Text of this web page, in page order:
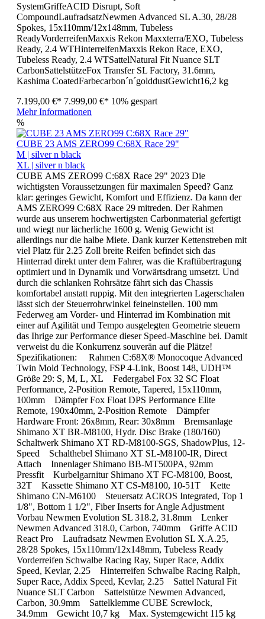
SystemGriffeACID Disrupt, Soft
CompoundLaufradsatzNewmen Advanced SL A.30, 28/28
Spokes, 15x110mm/12x148mm, Tubeless
ReadyVorderreifenMaxxis Rekon Maxxterra/EXO, Tubeless
Ready, 2.4 WTHinterreifenMaxxis Rekon Race, EXO,
Tubeless Ready, 2.4 WTSattelNatural Fit Nuance SLT
CarbonSattelstützeFox Transfer SL Factory, 31.6mm,
Kashima CoatedFarbecarbon´n´golddustGewicht16,2 kg
7.199,00 €* 7.999,00 €* 10% gespart
Mehr Informationen
%
CUBE 23 AMS ZERO99 C:68X Race 29"
M | silver n black
XL | silver n black
CUBE AMS ZERO99 C:68X Race 29" 2023 Die
wichtigsten Voraussetzungen für maximalen Speed? Ganz
klar: geringes Gewicht, Komfort und Effizienz. Da kann der
AMS ZERO99 C:68X Race 29 mitreden. Der Rahmen
wurde aus unserem hochwertigsten Carbonmaterial gefertigt
und wiegt nur lächerliche 1600 g. Wenig Gewicht ist
allerdings nur die halbe Miete. Dank kurzer Kettenstreben mit
viel Platz für 2.25 Zoll breite Reifen befindet sich das
Hinterrad direkt unter dem Fahrer, was die Kraftübertragung
optimiert und in Dynamik und Vorwärtsdrang umsetzt. Und
durch die schlanken Rohrsätze fährt sich das Chassis
komfortabel anstatt ruppig. Mit den integrierten Lagerschalen
lässt sich der Steuerrohrwinkel feineinstellen. 100 mm
Federweg am Vorder- und Hinterrad im Kombination mit
einer auf Agilität und Tempo ausgelegten Geometrie steuern
das Ihrige zur Performance dieser Speed-Maschine bei. Damit
verweist du die Konkurrenz souverän auf die Plätze!
Spezifikationen: Rahmen C:68X® Monocoque Advanced
Twin Mold Technology, FSP 4-Link, Boost 148, UDH™
Größe 29: S, M, L, XL Federgabel Fox 32 SC Float
Performance, 2-Position Remote, Tapered, 15x110mm,
100mm Dämpfer Fox Float DPS Performance Elite
Remote, 190x40mm, 2-Position Remote Dämpfer
Hardware Front: 26x8mm, Rear: 30x8mm Bremsanlage
Shimano XT BR-M8100, Hydr. Disc Brake (180/160)
Schaltwerk Shimano XT RD-M8100-SGS, ShadowPlus, 12-
Speed Schalthebel Shimano XT SL-M8100-IR, Direct
Attach Innenlager Shimano BB-MT500PA, 92mm
Pressfit Kurbelgarnitur Shimano XT FC-M8100, Boost,
32T Kassette Shimano XT CS-M8100, 10-51T Kette
Shimano CN-M6100 Steuersatz ACROS Integrated, Top 1
1/8", Bottom 1 1/2", Fiber Inserts for Angle Adjustment
Vorbau Newmen Evolution SL 318.2, 31.8mm Lenker
Newmen Advanced 318.0, Carbon, 740mm Griffe ACID
React Pro Laufradsatz Newmen Evolution SL X.A.25,
28/28 Spokes, 15x110mm/12x148mm, Tubeless Ready
Vorderreifen Schwalbe Racing Ray, Super Race, Addix
Speed, Kevlar, 2.25 Hinterreifen Schwalbe Racing Ralph,
Super Race, Addix Speed, Kevlar, 2.25 Sattel Natural Fit
Nuance SLT Carbon Sattelstütze Newmen Advanced,
Carbon, 30.9mm Sattelklemme CUBE Screwlock,
34.9mm Gewicht 10,7 kg Max. Systemgewicht 115 kg